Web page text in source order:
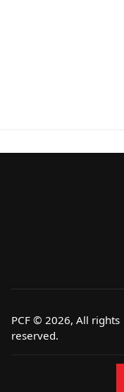
PCF © 2026, All rights
reserved.